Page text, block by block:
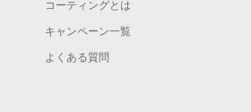
コーティングとは
キャンペーン一覧
よくある質問